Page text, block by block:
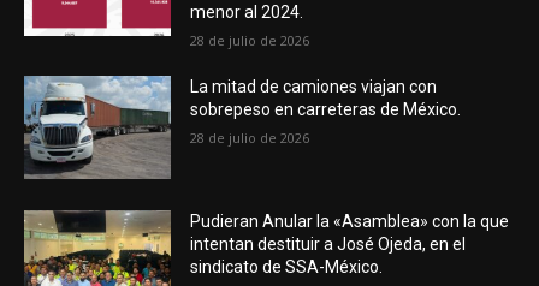
menor al 2024.
28 de julio de 2026
La mitad de camiones viajan con
sobrepeso en carreteras de México.
28 de julio de 2026
Pudieran Anular la «Asamblea» con la que
intentan destituir a José Ojeda, en el
sindicato de SSA-México.